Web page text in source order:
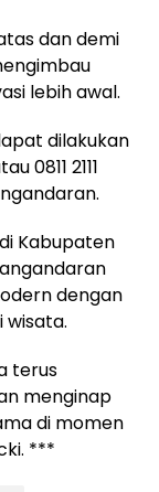
dan demi
lebih awal.
dilakukan
0811 2111
Kabupaten
dengan
wisata.
terus
menginap
di momen
***